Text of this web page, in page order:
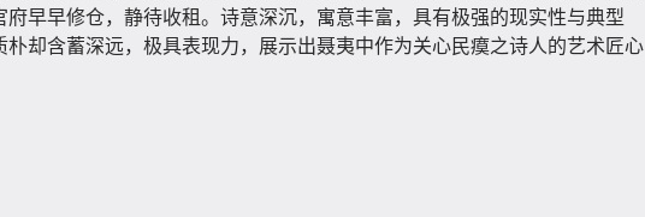
府早早修仓，静待收租。诗意深沉，寓意丰富，具有极强的现实性与典型
朴却含蓄深远，极具表现力，展示出聂夷中作为关心民瘼之诗人的艺术匠心